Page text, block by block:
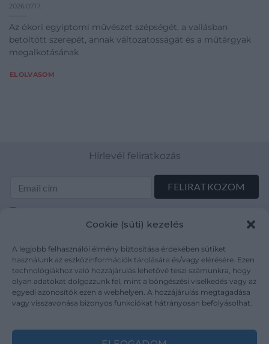
Cookie (süti) kezelés
A legjobb felhasználói élmény biztosítása érdekében sütiket
használunk az eszközinformációk tárolására és/vagy elérésére. Ezen
technológiákhoz való hozzájárulás lehetővé teszi számunkra, hogy
olyan adatokat dolgozzunk fel, mint a böngészési viselkedés vagy az
egyedi azonosítók ezen a webhelyen. A hozzájárulás megtagadása
vagy visszavonása bizonyos funkciókat hátrányosan befolyásolhat.
2026.07.17.
Az ókori egyiptomi művészet szépségét, a vallásban
betöltött szerepét, annak változatosságát és a műtárgyak
megalkotásának
ELOLVASOM
Hírlevél feliratkozás
mutargy.com/adatkezelesi-tajekoztato/
Rólunk
Médiaajánlat
Karrier
Kapcsolat
Áraink
ÁSZF
Adatvédelem
Impresszum